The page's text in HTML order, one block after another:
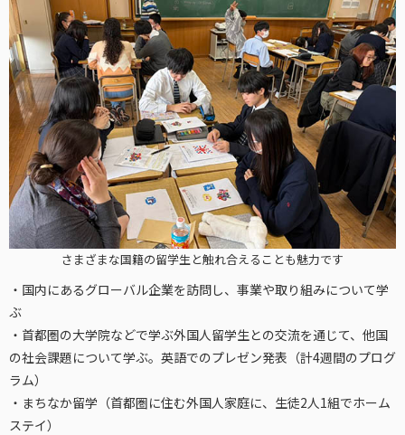
さまざまな国籍の留学生と触れ合えることも魅力です
・国内にあるグローバル企業を訪問し、事業や取り組みについて学
ぶ
・首都圏の大学院などで学ぶ外国人留学生との交流を通じて、他国
の社会課題について学ぶ。英語でのプレゼン発表（計4週間のプログ
ラム）
・まちなか留学（首都圏に住む外国人家庭に、生徒2人1組でホーム
ステイ）